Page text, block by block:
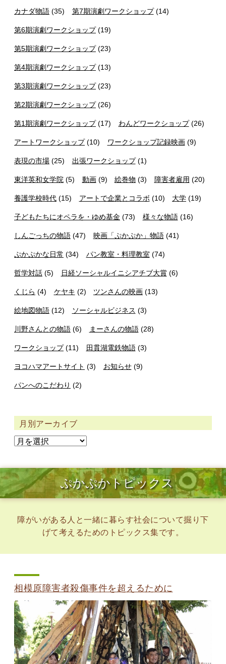
カナダ物語 (35) 第7期演劇ワークショップ(14)
第6期演劇ワークショップ(19)
第5期演劇ワークショップ(23)
第4期演劇ワークショップ(13)
第3期演劇ワークショップ(23)
第2期演劇ワークショップ(26)
第1期演劇ワークショップ(17) わんどワークショップ(26)
アートワークショップ(10) ワークショップ記録映画(9)
表現の市場 (25) 出張ワークショップ(1)
東洋英和女学院 (5) 動画(9) 絵巻物 (3) 障害者雇用 (20)
養護学校時代 (15) アートで企業とコラボ (10) 大学 (19)
子どもたちにオペラを・ゆめ基金 (73) 様々な物語(16)
しんごっちの物語 (47) 映画「ぷかぷか」物語(41)
ぷかぷかな日常 (34) パン教室・料理教室 (74)
哲学対話 (5) 日経ソーシャルイニシアチブ大賞(6)
くじら (4) ケヤキ (2) ツンさんの映画 (13)
絵地図物語 (12) ソーシャルビジネス (3)
川野さんとの物語 (6) まーさんの物語(28)
ワークショップ(11) 田貫湖電鉄物語(3)
ヨコハマアートサイト (3) お知らせ(9)
パンへのこだわり (2)
月別アーカイブ
ぷかぷかトピックス
障がいがある人と一緒に暮らす社会について掘り下
げて考えるためのトピックス集です。
相模原障害者殺傷事件を超えるために